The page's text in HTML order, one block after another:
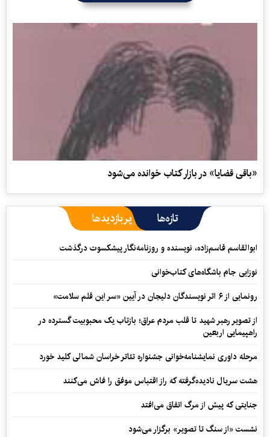
«باقی قضایا» در بازار کتاب خوانده می‌شود
تازه‌ها پربازدیدها
ابوالقاسم قاسم‌زاده، نویسنده و روزنامه‌نگار پیشکسوت درگذشت
نوزایی جام باشگاه‌های کتاب‌خوانی
رونمایی از ۶ اثر نویسندگان دلیجان در آیین «سر این قلم سلامت»
از تصویر رهبر شهید تا قلب مردم عراق؛ بازتاب یک محبوبیت گسترده در
راهپیمایی اربعین
مرحله داوری نمایشنامه‌خوانی جشنواره تئاتر خراسان شمالی کلید خورد
هشت سریال نادیده‌گرفته که راز اقتباس موفق را فاش می‌کنند
جنایتی که پیش از مرگ اتفاق می‌افتد
نشست «از سنگ تا تصویر» برگزار می‌شود